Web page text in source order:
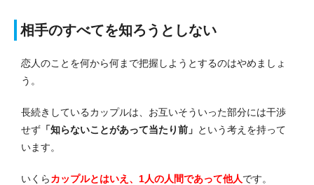
相手のすべてを知ろうとしない
恋人のことを何から何まで把握しようとするのはやめましょ
う。
長続きしているカップルは、お互いそういった部分には干渉
せず 「知らないことがあって当たり前」 という考えを持って
います。
いくらカップルとはいえ、1人の人間であって他人です。